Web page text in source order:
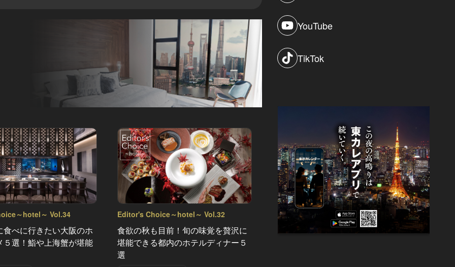
～hotel～ Vol.34
食べに行きたい大阪のホ
５選！鮨や上海蟹が堪能
Editor's Choice～hotel～ Vol.32
食欲の秋も目前！旬の味覚を贅沢に
堪能できる都内のホテルディナー５
選
Editor's Choice～hotel～ Vol.31
優雅な夏を過ごすならホテルでシャ
Editor's
YouTube
TikTok